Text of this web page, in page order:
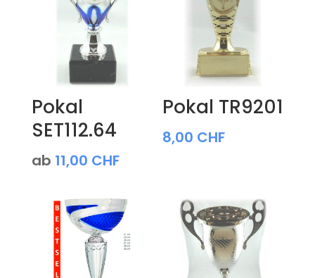
Pokal
SET112.64
ab 11,00 CHF
Pokal TR9201
8,00 CHF